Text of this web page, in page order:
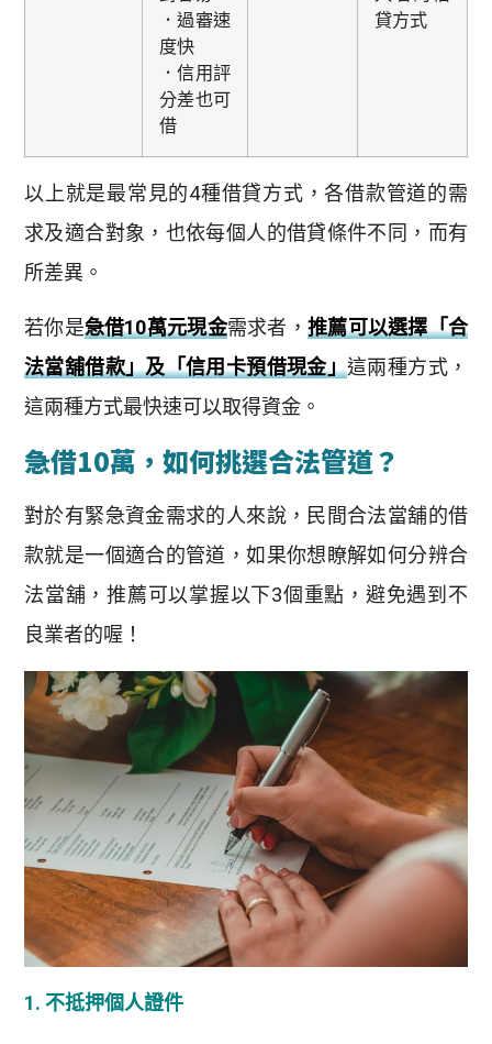
．過審速
度快
．信用評
分差也可
借
貸方式
以上就是最常見的4種借貸方式，各借款管道的需
求及適合對象，也依每個人的借貸條件不同，而有
所差異。
若你是急借10萬元現金需求者，推薦可以選擇「合
法當舖借款」及「信用卡預借現金」這兩種方式，
這兩種方式最快速可以取得資金。
急借10萬，如何挑選合法管道？
對於有緊急資金需求的人來說，民間合法當舖的借
款就是一個適合的管道，如果你想瞭解如何分辨合
法當舖，推薦可以掌握以下3個重點，避免遇到不
良業者的喔！
1. 不抵押個人證件